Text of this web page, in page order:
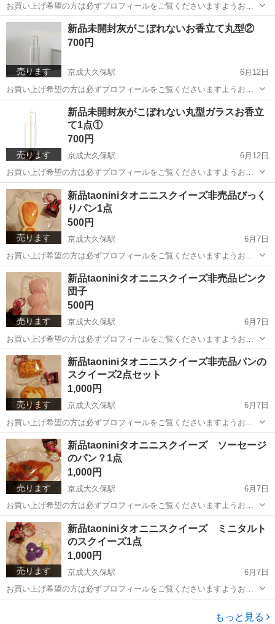
お買い上げ希望の方は必ずプロフィールをご覧くださいますようお願
いいたします。 進撃の巨人とカラオケまねきねこコラボの描き下ろし
のイラストのエレン・イェーガーのアクリルキーチェーンです。 定価
880円 今は販売されておりませ...
千葉 習志野市 京成大久保駅 生活雑貨 進撃の巨人
売ります
新品未開封灰がこぼれないお香立て丸型②
700円
京成大久保駅
6月12日
お買い上げ希望の方は必ずプロフィールをご覧くださいますようお願
いいたします。 新品未開封灰がこぼれないお香立て1点です。 丸型 見
本写真では四角のガラスの写真もうつっていますが、1枚目の丸型ガラ
スなのでご注意ください。 ...
習志野市 京成大久保駅 生活雑貨 お香
売ります
新品未開封灰がこぼれない丸型ガラスお香立
て1点①
700円
京成大久保駅
6月12日
お買い上げ希望の方は必ずプロフィールをご覧くださいますようお願
いいたします。 新品未開封灰がこぼれないお香立て1点です。丸型 見
本写真では四角のガラスの写真もありますが、1枚目の丸型ガラスなの
でご注意ください。 私も使...
千葉 習志野市 京成大久保駅 生活雑貨 お香
売ります
新品taoniniタオニニスクイーズ非売品びっく
りパン1点
500円
京成大久保駅
6月7日
お買い上げ希望の方は必ずプロフィールをご覧くださいますようお願
いいたします。 新品taoniniタオニニスクイーズ非売品びっくりパン 販
売商品と違い袋が固いです。ご注意下さい。 替えの袋はありません。
2026年5月到着...
千葉 習志野市 京成大久保駅 おもちゃ 商品
売ります
新品taoniniタオニニスクイーズ非売品ピンク
団子
500円
京成大久保駅
6月7日
お買い上げ希望の方は必ずプロフィールをご覧くださいますようお願
いいたします。 新品taoniniタオニニスクイーズ非売品ピンク団子 販売
商品と違い袋が固いです。ご注意下さい。 替えの袋はありません。
2026年5月到着...
千葉 習志野市 京成大久保駅 おもちゃ 団子
売ります
新品taoniniタオニニスクイーズ非売品パンの
スクイーズ2点セット
1,000円
京成大久保駅
6月7日
お買い上げ希望の方は必ずプロフィールをご覧くださいますようお願
いいたします。 新品taoniniタオニニスクイーズ非売品パンのスクイー
ズ2点セット キーホルダーになる位の小さいサイズです。 2026年6月
到着品 商品と違い...
千葉 習志野市 京成大久保駅 おもちゃ スクイーズ
売ります
新品taoniniタオニニスクイーズ ソーセージ
のパン？1点
1,000円
京成大久保駅
6月7日
お買い上げ希望の方は必ずプロフィールをご覧くださいますようお願
いいたします。 新品taoniniタオニニスクイーズ ソーセージのパン1
点 2026年6月到着品 キーホルダー付いたまま届いたので、そのまま替
えの袋1枚と一緒...
千葉 習志野市 京成大久保駅 おもちゃ ソーセージ
売ります
新品taoniniタオニニスクイーズ ミニタルト
のスクイーズ1点
1,000円
京成大久保駅
6月7日
お買い上げ希望の方は必ずプロフィールをご覧くださいますようお願
いいたします。 新品taoniniタオニニスクイーズ ミニタルトのスクイ
もっと見る